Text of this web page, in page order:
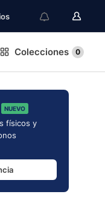
Colecciones 0
NUEVO
físicos y